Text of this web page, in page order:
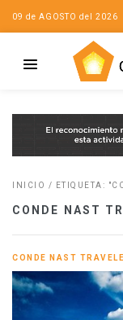
09 de AGOSTO del 2026
INICIO / ETIQUETA:
CONDE NAST
CONDE NAST